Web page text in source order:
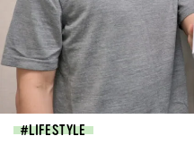
LIFESTYLE